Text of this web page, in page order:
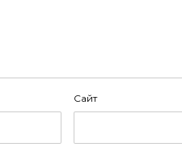
Сайт